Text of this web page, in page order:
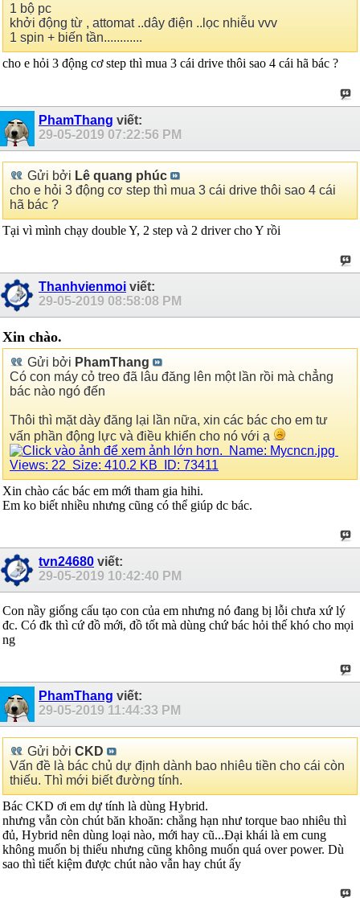
1 bộ pc
khởi động từ , attomat ..dây điện ..lọc nhiễu vvv
1 spin + biến tần............
cho e hỏi 3 động cơ step thì mua 3 cái drive thôi sao 4 cái hã bác ?
PhamThang viết:
29-05-2019 07:22:56 PM
Gửi bởi Lê quang phúc
cho e hỏi 3 động cơ step thì mua 3 cái drive thôi sao 4 cái
hã bác ?
Tại vì mình chạy double Y, 2 step và 2 driver cho Y rồi
Thanhvienmoi viết:
29-05-2019 08:58:08 PM
Xin chào.
Gửi bởi PhamThang
Có con máy cỏ treo đã lâu đăng lên một lần rồi mà chẳng
bác nào ngó đến
Thôi thì mặt dày đăng lại lần nữa, xin các bác cho em tư
vấn phần động lực và điều khiển cho nó với ạ
Xin chào các bác em mới tham gia hihi.
Em ko biết nhiều nhưng cũng có thể giúp dc bác.
tvn24680 viết:
29-05-2019 10:42:40 PM
Con nầy giống cấu tạo con của em nhưng nó đang bị lỗi chưa xứ lý
đc. Có đk thì cứ đồ mới, đồ tốt mà dùng chứ bác hỏi thế khó cho mọi
ng
PhamThang viết:
29-05-2019 11:44:33 PM
Gửi bởi CKD
Vấn đề là bác chủ dự định dành bao nhiêu tiền cho cái còn
thiếu. Thì mới biết đường tính.
Bác CKD ơi em dự tính là dùng Hybrid.
nhưng vẫn còn chút băn khoăn: chẳng hạn như torque bao nhiêu thì
đủ, Hybrid nên dùng loại nào, mới hay cũ...Đại khái là em cung
không muốn bị thiếu nhưng cũng không muốn quá over power. Dù
sao thì tiết kiệm được chút nào vẫn hay chút ấy